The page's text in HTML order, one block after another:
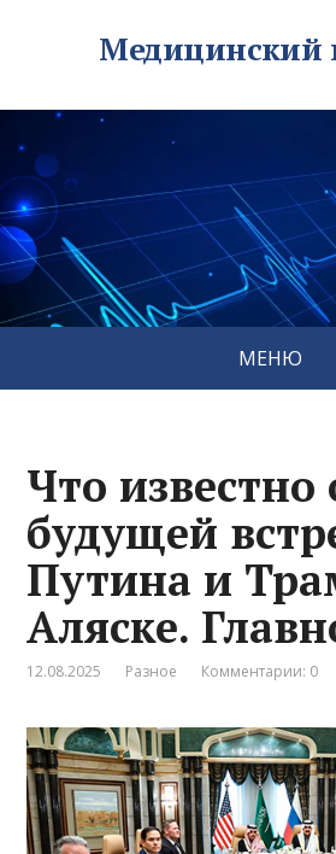
Медицинский
МЕНЮ
Что известно
будущей
Путина и
Аляске.
12.08.2025 Разное Комментарии: 0